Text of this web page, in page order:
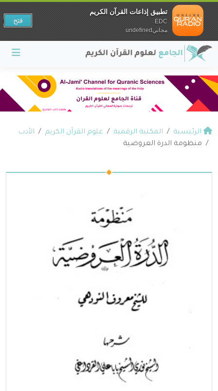
الرئيسية المكتبة الرقمية علوم القرآن الكريم
الأدب
منظومة الدرة العروضية
تطبيق إذاعات القرآن الكريم
EDC
مجانيundefined
فتح